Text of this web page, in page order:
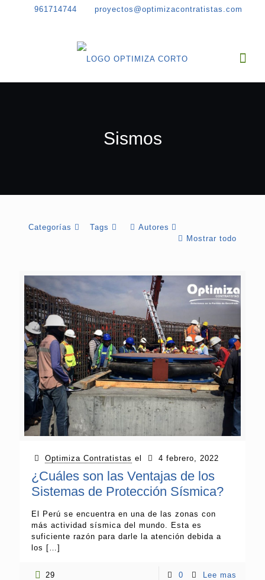
961714744 proyectos@optimizacontratistas.com
Sismos
Categorías Tags
Autores
Mostrar todo
Optimiza Contratistas el 4 febrero, 2022
¿Cuáles son las Ventajas de los
Sistemas de Protección Sísmica?
El Perú se encuentra en una de las zonas con
más actividad sísmica del mundo. Esta es
suficiente razón para darle la atención debida a
los […]
29 0 Lee mas